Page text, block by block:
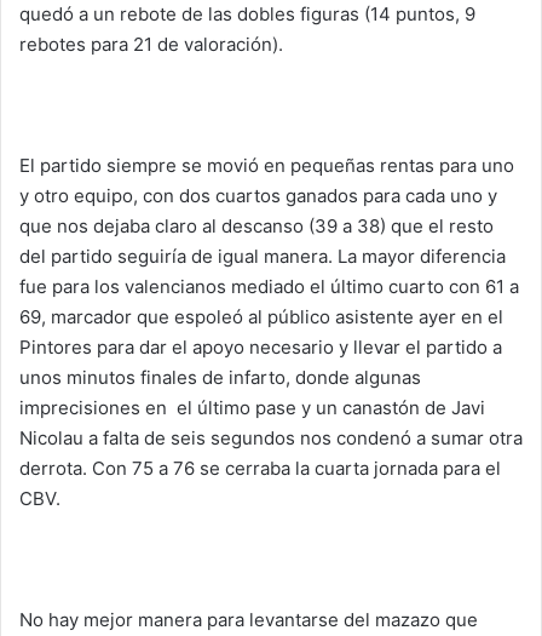
quedó a un rebote de las dobles figuras (14 puntos, 9
rebotes para 21 de valoración).
El partido siempre se movió en pequeñas rentas para uno
y otro equipo, con dos cuartos ganados para cada uno y
que nos dejaba claro al descanso (39 a 38) que el resto
del partido seguiría de igual manera. La mayor diferencia
fue para los valencianos mediado el último cuarto con 61 a
69, marcador que espoleó al público asistente ayer en el
Pintores para dar el apoyo necesario y llevar el partido a
unos minutos finales de infarto, donde algunas
imprecisiones en el último pase y un canastón de Javi
Nicolau a falta de seis segundos nos condenó a sumar otra
derrota. Con 75 a 76 se cerraba la cuarta jornada para el
CBV.
No hay mejor manera para levantarse del mazazo que